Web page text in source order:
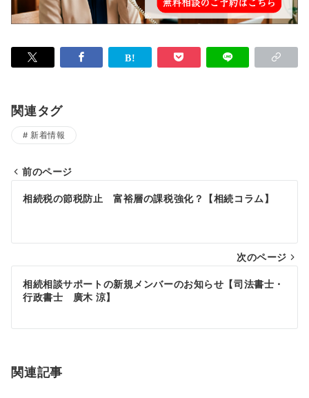
関連タグ
新着情報
投
ビ
ゲ
ー
シ
ン
前のページ
相続税の節税防止 富裕層の課税強化？【相続コラム】
次のページ
相続相談サポートの新規メンバーのお知らせ【司法書士・
行政書士 廣木 涼】
関連記事